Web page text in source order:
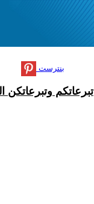
بنترست
تبرعاتكم وتبرعاتكن